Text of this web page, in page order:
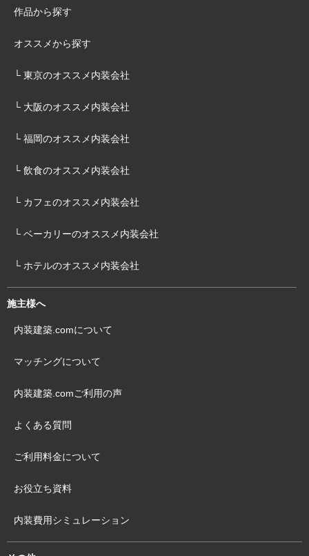
作品から探す
オススメから探す
└ 東京のオススメ内装会社
└ 大阪のオススメ内装会社
└ 福岡のオススメ内装会社
└ 飲食のオススメ内装会社
└ カフェのオススメ内装会社
└ ベーカリーのオススメ内装会社
└ ホテルのオススメ内装会社
施主様へ
内装建築.comについて
マッチングについて
内装建築.comご利用の声
よくある質問
ご利用料金について
お役立ち資料
内装費用シミュレーション